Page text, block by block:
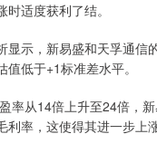
适度获利了结。
示，新易盛和天孚通信
低于+1标准差水平。
率从14倍上升至24倍，
率，这使得其进一步上